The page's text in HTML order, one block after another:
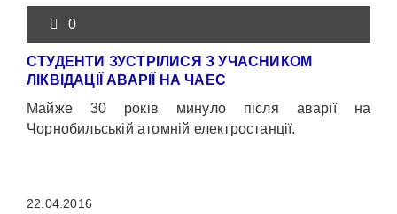
0
СТУДЕНТИ ЗУСТРІЛИСЯ З УЧАСНИКОМ
ЛІКВІДАЦІЇ АВАРІЇ НА ЧАЕС
Майже 30 років минуло після аварії на
Чорнобильській атомній електростанції.
22.04.2016